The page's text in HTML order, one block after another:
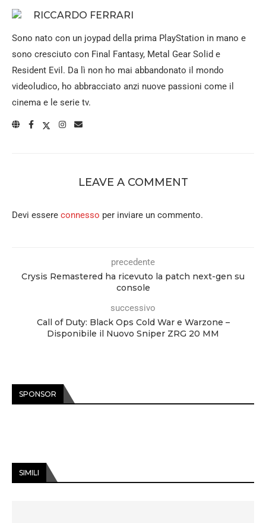
RICCARDO FERRARI
Sono nato con un joypad della prima PlayStation in mano e
sono cresciuto con Final Fantasy, Metal Gear Solid e
Resident Evil. Da lì non ho mai abbandonato il mondo
videoludico, ho abbracciato anzi nuove passioni come il
cinema e le serie tv.
LEAVE A COMMENT
Devi essere connesso per inviare un commento.
precedente
Crysis Remastered ha ricevuto la patch next-gen su
console
successivo
Call of Duty: Black Ops Cold War e Warzone –
Disponibile il Nuovo Sniper ZRG 20 MM
SPONSOR
SIMILI